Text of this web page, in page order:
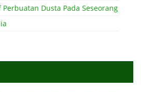
Dusta Pada Seseorang